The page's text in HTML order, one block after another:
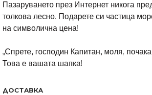
Пазаруването през Интернет никога
толкова лесно. Подарете си частица
на символична цена!
„Спрете, господин Капитан, моля,
Това е вашата шапка!
ДОСТАВКА